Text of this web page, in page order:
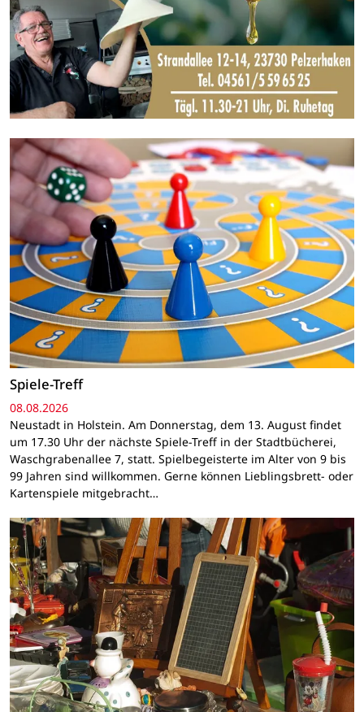
Spiele-Treff
08.08.2026
Neustadt in Holstein. Am Donnerstag, dem 13. August findet
um 17.30 Uhr der nächste Spiele-Treff in der Stadtbücherei,
Waschgrabenallee 7, statt. Spielbegeisterte im Alter von 9 bis
99 Jahren sind willkommen. Gerne können Lieblingsbrett- oder
Kartenspiele mitgebracht…